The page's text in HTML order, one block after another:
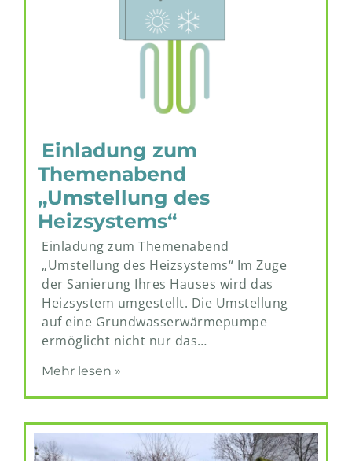
Einladung zum
Themenabend
„Umstellung des
Heizsystems“
Einladung zum Themenabend
„Umstellung des Heizsystems“ Im Zuge
der Sanierung Ihres Hauses wird das
Heizsystem umgestellt. Die Umstellung
auf eine Grundwasserwärmepumpe
ermöglicht nicht nur das…
Mehr lesen »